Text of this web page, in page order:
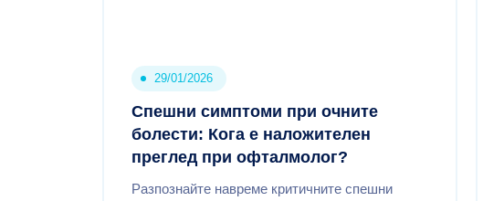
29/01/2026
Спешни симптоми при очните
болести: Кога е наложителен
преглед при офталмолог?
Разпознайте навреме критичните спешни